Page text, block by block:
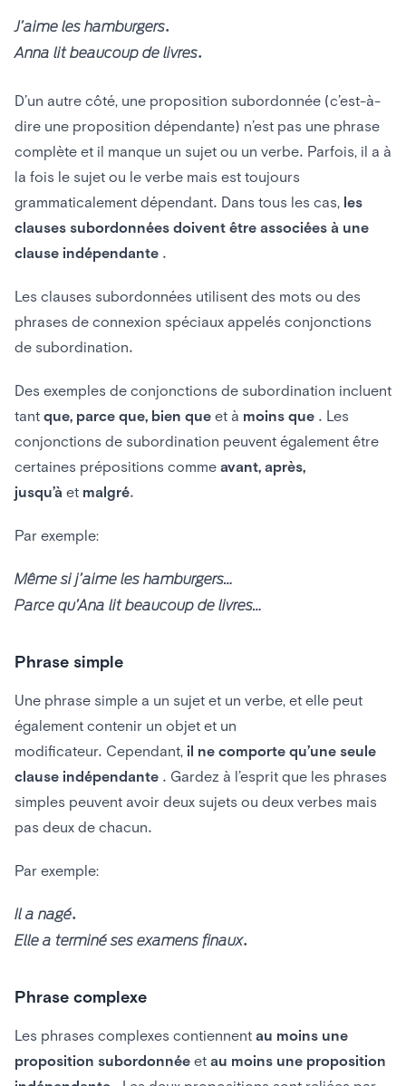
J’aime les hamburgers.
Anna lit beaucoup de livres.
D’un autre côté, une proposition subordonnée (c’est-à-
dire une proposition dépendante) n’est pas une phrase
complète et il manque un sujet ou un verbe. Parfois, il a à
la fois le sujet ou le verbe mais est toujours
grammaticalement dépendant. Dans tous les cas, les
clauses subordonnées doivent être associées à une
clause indépendante .
Les clauses subordonnées utilisent des mots ou des
phrases de connexion spéciaux appelés conjonctions
de subordination.
Des exemples de conjonctions de subordination incluent
tant que, parce que, bien que et à moins que . Les
conjonctions de subordination peuvent également être
certaines prépositions comme avant, après,
jusqu’à et malgré.
Par exemple:
Même si j’aime les hamburgers…
Parce qu’Ana lit beaucoup de livres…
Phrase simple
Une phrase simple a un sujet et un verbe, et elle peut
également contenir un objet et un
modificateur. Cependant, il ne comporte qu’une seule
clause indépendante . Gardez à l’esprit que les phrases
simples peuvent avoir deux sujets ou deux verbes mais
pas deux de chacun.
Par exemple:
Il a nagé.
Elle a terminé ses examens finaux.
Phrase complexe
Les phrases complexes contiennent au moins une
proposition subordonnée et au moins une proposition